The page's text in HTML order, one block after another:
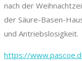
nach der
der Säure-Basen-
und Antriebslosigkeit.
https://